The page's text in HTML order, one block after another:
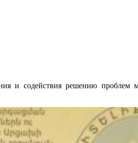
и содействия решению проблем